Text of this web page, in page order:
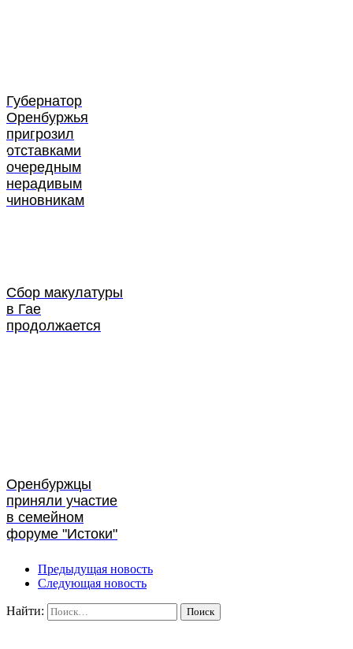
Губернатор
Оренбуржья
пригрозил
отставками
очередным
нерадивым
чиновникам
Сбор макулатуры
в Гае
продолжается
Оренбуржцы
приняли участие
в семейном
форуме "Истоки"
Предыдущая новость
Следующая новость
Найти: